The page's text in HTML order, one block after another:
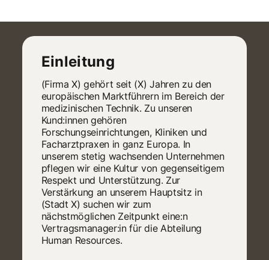
Einleitung
(Firma X) gehört seit (X) Jahren zu den
europäischen Marktführern im Bereich der
medizinischen Technik. Zu unseren
Kund:innen gehören
Forschungseinrichtungen, Kliniken und
Facharztpraxen in ganz Europa. In
unserem stetig wachsenden Unternehmen
pflegen wir eine Kultur von gegenseitigem
Respekt und Unterstützung. Zur
Verstärkung an unserem Hauptsitz in
(Stadt X) suchen wir zum
nächstmöglichen Zeitpunkt eine:n
Vertragsmanager:in für die Abteilung
Human Resources.